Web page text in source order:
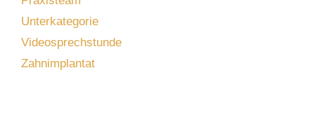
Unterkategorie
Videosprechstunde
Zahnimplantat